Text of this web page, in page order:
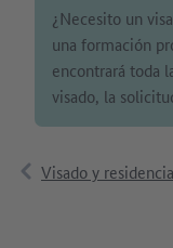
¿Necesito un
una formación
encontrará toda
visado, la
Visado y residencia